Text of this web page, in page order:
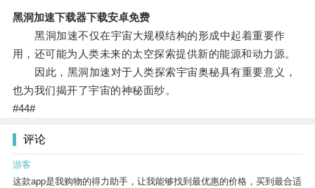
黑洞加速下载器下载安卓免费
黑洞加速不仅在宇宙大规模结构的形成中起着重要作
用，还可能为人类未来的太空探索提供新的能源和动力源。
因此，黑洞加速对于人类探索宇宙奥秘具有重要意义，
也为我们揭开了宇宙的神秘面纱。
#44#
评论
游客
这款app是我购物的得力助手，让我能够找到最优惠的价格，买到最合适